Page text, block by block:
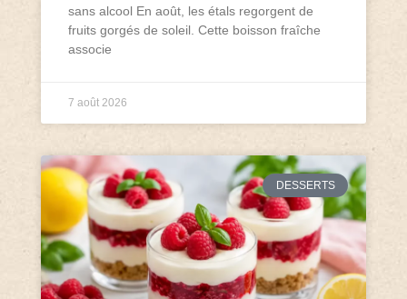
sans alcool En août, les étals regorgent de
fruits gorgés de soleil. Cette boisson fraîche
associe
7 août 2026
DESSERTS